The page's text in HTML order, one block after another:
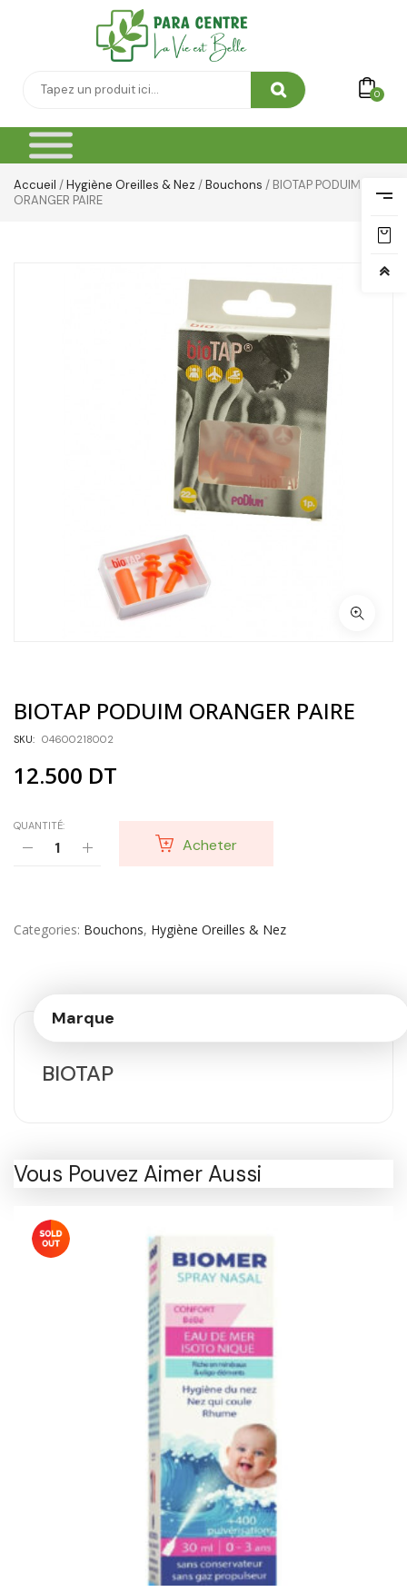
0
Accueil /Hygiène Oreilles & Nez /Bouchons / BIOTAP PODUIM
ORANGER PAIRE
BIOTAP PODUIM ORANGER PAIRE
SKU: 04600218002
12.500 DT
QUANTITÉ:
Acheter
Categories Bouchons, Hygiène Oreilles & Nez
Marque
BIOTAP
Vous Pouvez Aimer Aussi
Thé & Tisanes
Toilette & Soin Bébé
Vêtement Amincissant